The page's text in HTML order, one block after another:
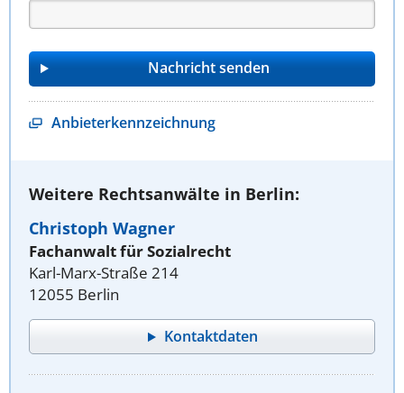
Anbieterkennzeichnung
Weitere Rechtsanwälte in Berlin:
Christoph Wagner
Fachanwalt für Sozialrecht
Karl-Marx-Straße 214
12055 Berlin
Kontaktdaten